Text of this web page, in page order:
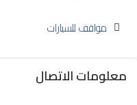
مواقف للسيارات
معلومات الاتصال